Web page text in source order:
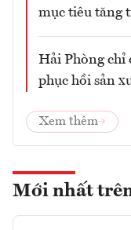
mục tiêu tăng
Hải Phòng chỉ
phục hồi sản
Xem thêm
Mới nhất